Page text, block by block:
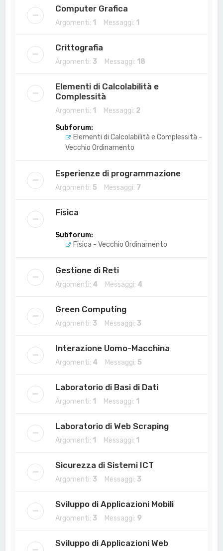
Computer Grafica
Argomenti: 1 Messaggi: 1
Crittografia
Argomenti: 3 Messaggi: 18
Elementi di Calcolabilità e
Complessità
Argomenti: 1 Messaggi: 2
Subforum:
Elementi di Calcolabilità e Complessità -
Vecchio Ordinamento
Esperienze di programmazione
Argomenti: 5 Messaggi: 7
Fisica
Subforum:
Fisica - Vecchio Ordinamento
Gestione di Reti
Argomenti: 4 Messaggi: 4
Green Computing
Argomenti: 3 Messaggi: 3
Interazione Uomo-Macchina
Argomenti: 4 Messaggi: 5
Laboratorio di Basi di Dati
Argomenti: 1 Messaggi: 1
Laboratorio di Web Scraping
Argomenti: 1 Messaggi: 1
Sicurezza di Sistemi ICT
Argomenti: 3 Messaggi: 3
Sviluppo di Applicazioni Mobili
Argomenti: 3 Messaggi: 9
Sviluppo di Applicazioni Web